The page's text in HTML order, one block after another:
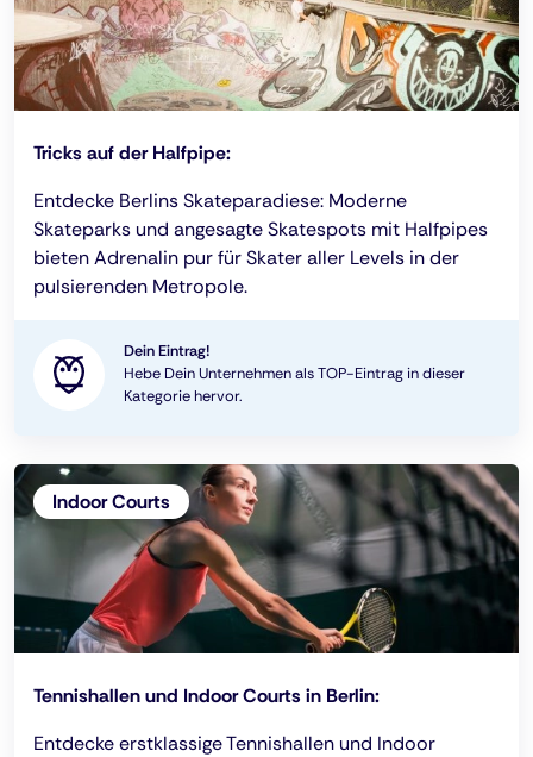
Tricks auf der Halfpipe:
Entdecke Berlins Skateparadiese: Moderne
Skateparks und angesagte Skatespots mit Halfpipes
bieten Adrenalin pur für Skater aller Levels in der
pulsierenden Metropole.
Dein Eintrag!
Hebe Dein Unternehmen als TOP-Eintrag in dieser
Kategorie hervor.
Indoor Courts
Tennishallen und Indoor Courts in Berlin:
Entdecke erstklassige Tennishallen und Indoor